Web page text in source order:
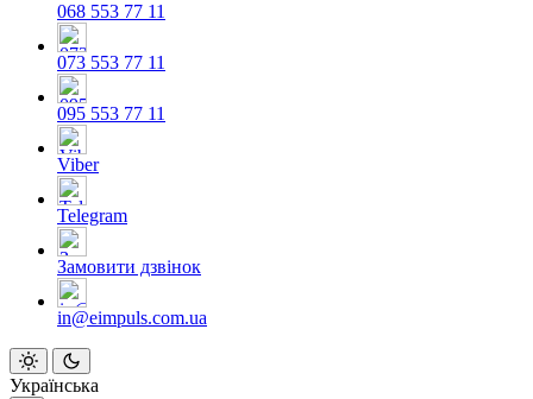
068 553 77 11
073 553 77 11
095 553 77 11
Viber
Telegram
Замовити дзвінок
in@eimpuls.com.ua
Українська